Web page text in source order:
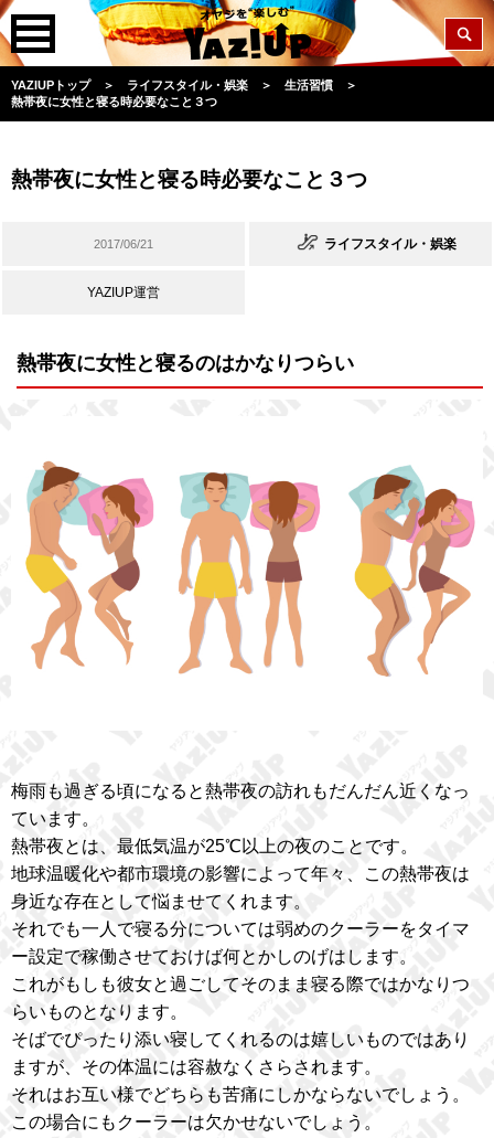
YAZIUPトップ ＞ ライフスタイル・娯楽 ＞ 生活習慣
＞
熱帯夜に女性と寝る時必要なこと３つ
熱帯夜に女性と寝る時必要なこと３つ
2017/06/21 ライフスタイル・娯楽
YAZIUP運営
熱帯夜に女性と寝るのはかなりつらい
梅雨も過ぎる頃になると熱帯夜の訪れもだんだん近くなっ
ています。
熱帯夜とは、最低気温が25℃以上の夜のことです。
地球温暖化や都市環境の影響によって年々、この熱帯夜は
身近な存在として悩ませてくれます。
それでも一人で寝る分については弱めのクーラーをタイマ
ー設定で稼働させておけば何とかしのげはします。
これがもしも彼女と過ごしてそのまま寝る際ではかなりつ
らいものとなります。
そばでぴったり添い寝してくれるのは嬉しいものではあり
ますが、その体温には容赦なくさらされます。
それはお互い様でどちらも苦痛にしかならないでしょう。
この場合にもクーラーは欠かせないでしょう。